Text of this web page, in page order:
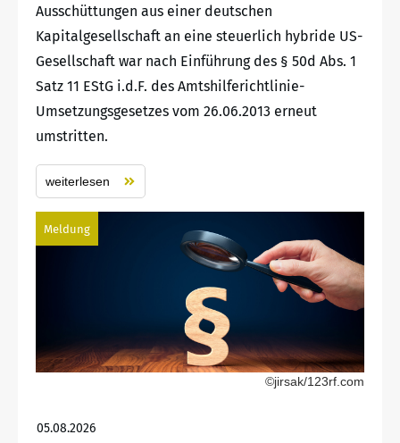
Ausschüttungen aus einer deutschen
Kapitalgesellschaft an eine steuerlich hybride US-
Gesellschaft war nach Einführung des § 50d Abs. 1
Satz 11 EStG i.d.F. des Amtshilferichtlinie-
Umsetzungsgesetzes vom 26.06.2013 erneut
umstritten.
weiterlesen
Meldung
©jirsak/123rf.com
05.08.2026